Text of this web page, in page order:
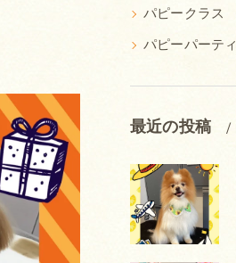
パピークラス
パピーパーティ
最近の投稿